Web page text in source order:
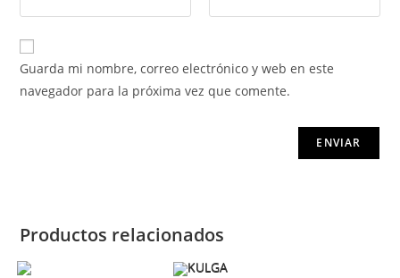
Guarda mi nombre, correo electrónico y web en este
navegador para la próxima vez que comente.
Productos relacionados